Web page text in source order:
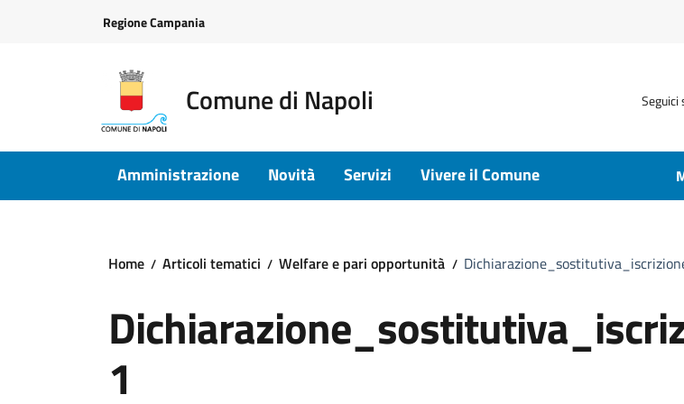
Regione Campania
Comune di Napoli Seguici
Amministrazione Novità Servizi Vivere il Comune
Home Articoli tematici Welfare e pari opportunità
1